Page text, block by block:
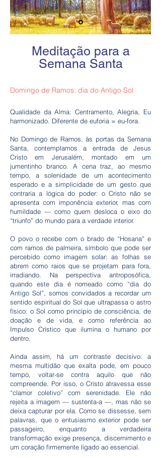
Meditação para a
Semana Santa
Domingo de Ramos: dia do Antigo Sol
Qualidade da Alma: Centramento, Alegria, Eu
harmonizado. Diferente de euforia = eu-fora.
No Domingo de Ramos, às portas da Semana
Santa, contemplamos a entrada de Jesus
Cristo em Jerusalém, montado em um
jumentinho branco. A cena traz, ao mesmo
tempo, a solenidade de um acontecimento
esperado e a simplicidade de um gesto que
contraria a lógica do poder: o Cristo não se
apresenta com imponência exterior, mas com
humildade — como quem desloca o eixo do
“triunfo” do mundo para a verdade interior.
O povo o recebe com o brado de “Hosana” e
com ramos de palmeira, símbolo que pode ser
percebido como imagem solar: as folhas se
abrem como raios que se projetam para fora,
irradiando. Na perspectiva antroposófica,
quando este dia é nomeado como “dia do
Antigo Sol”, somos convidados a recordar um
sentido espiritual do Sol que ultrapassa o astro
físico: o Sol como princípio de consciência, de
doação e de vida, e como referência ao
Impulso Crístico que ilumina o humano por
dentro.
Ainda assim, há um contraste decisivo: a
mesma multidão que exalta pode, em pouco
tempo, voltar-se contra aquilo que não
compreende. Por isso, o Cristo atravessa esse
“clamor coletivo” com serenidade. Ele não
rejeita a imagem — sustenta-a —, mas não se
deixa capturar por ela. Como se dissesse, sem
palavras, que o entusiasmo exterior pode ser
passageiro, enquanto a verdadeira
transformação exige presença, discernimento e
um coração firmemente ligado ao essencial.